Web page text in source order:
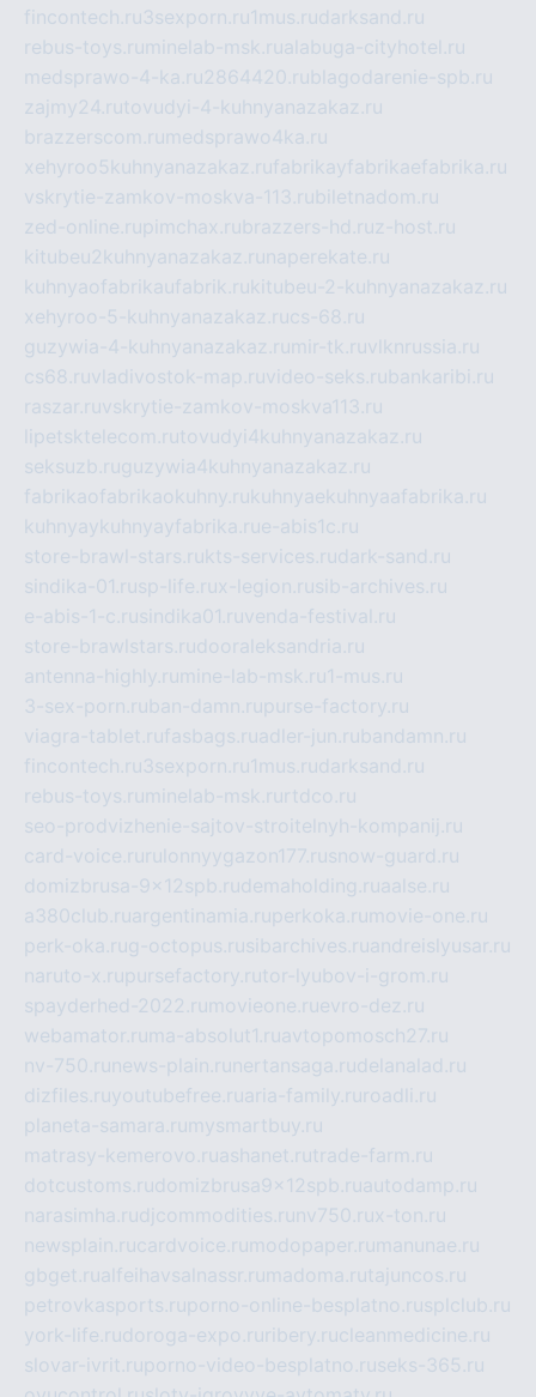
fincontech.ru3sexporn.ru1mus.rudarksand.ru
rebus-toys.ru minelab-msk.rualabuga-cityhotel.ru
medsprawo-4-ka.ru2864420.rublagodarenie-spb.ru
zajmy24.rutovudyi-4-kuhnyanazakaz.ru
brazzerscom.ru medsprawo4ka.ru
xehyroo5kuhnyanazakaz.rufabrikayfabrikaefabrika.ru
vskrytie-zamkov-moskva-113.rubiletnadom.ru
zed-online.rupimchax.rubrazzers-hd.ruz-host.ru
kitubeu2kuhnyanazakaz.ru naperekate.ru
kuhnyaofabrikaufabrik.rukitubeu-2-kuhnyanazakaz.ru
xehyroo-5-kuhnyanazakaz.rucs-68.ru
guzywia-4-kuhnyanazakaz.ru mir-tk.ruvlknrussia.ru
cs68.ruvladivostok-map.ruvideo-seks.rubankaribi.ru
raszar.ruvskrytie-zamkov-moskva113.ru
lipetsktelecom.rutovudyi4kuhnyanazakaz.ru
seksuzb.ruguzywia4kuhnyanazakaz.ru
fabrikaofabrikaokuhny.rukuhnyaekuhnyaafabrika.ru
kuhnyaykuhnyayfabrika.rue-abis1c.ru
store-brawl-stars.rukts-services.rudark-sand.ru
sindika-01.rusp-life.rux-legion.rusib-archives.ru
e-abis-1-c.rusindika01.ruvenda-festival.ru
store-brawlstars.rudooraleksandria.ru
antenna-highly.ru mine-lab-msk.ru1-mus.ru
3-sex-porn.ruban-damn.rupurse-factory.ru
viagra-tablet.rufasbags.ruadler-jun.rubandamn.ru
fincontech.ru3sexporn.ru1mus.rudarksand.ru
rebus-toys.ru minelab-msk.ru rtdco.ru
seo-prodvizhenie-sajtov-stroitelnyh-kompanij.ru
card-voice.ru rulonnyygazon177.rusnow-guard.ru
domizbrusa-9x12spb.rudemaholding.ruaalse.ru
a380club.ruargentinamia.ruperkoka.ru movie-one.ru
perk-oka.rug-octopus.rusibarchives.ruandreislyusar.ru
naruto-x.rupursefactory.rutor-lyubov-i-grom.ru
spayderhed-2022.ru movieone.ruevro-dez.ru
webamator.ru ma-absolut1.ruavtopomosch27.ru
nv-750.ru news-plain.ru nertansaga.rudelanalad.ru
dizfiles.ruyoutubefree.ruaria-family.ru roadli.ru
planeta-samara.ru mysmartbuy.ru
matrasy-kemerovo.ruashanet.rutrade-farm.ru
dotcustoms.rudomizbrusa9x12spb.ruautodamp.ru
narasimha.rudjcommodities.ru nv750.rux-ton.ru
newsplain.rucardvoice.ru modopaper.ru manunae.ru
gbget.rualfeihavsalnassr.ru madoma.rutajuncos.ru
petrovkasports.ruporno-online-besplatno.rusplclub.ru
york-life.rudoroga-expo.ru ribery.rucleanmedicine.ru
slovar-ivrit.ruporno-video-besplatno.ruseks-365.ru